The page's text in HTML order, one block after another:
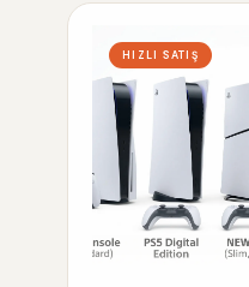
HIZLI SATIŞ